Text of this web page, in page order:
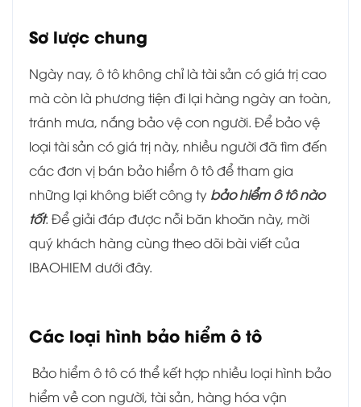
Sơ lược chung
Ngày nay, ô tô không chỉ là tài sản có giá trị cao
mà còn là phương tiện đi lại hàng ngày an toàn,
tránh mưa, nắng bảo vệ con người. Để bảo vệ
loại tài sản có giá trị này, nhiều người đã tìm đến
các đơn vị bán bảo hiểm ô tô để tham gia
những lại không biết công ty bảo hiểm ô tô nào
tốt. Để giải đáp được nỗi băn khoăn này, mời
quý khách hàng cùng theo dõi bài viết của
IBAOHIEM dưới đây.
Các loại hình bảo hiểm ô tô
Bảo hiểm ô tô có thể kết hợp nhiều loại hình bảo
hiểm về con người, tài sản, hàng hóa vận